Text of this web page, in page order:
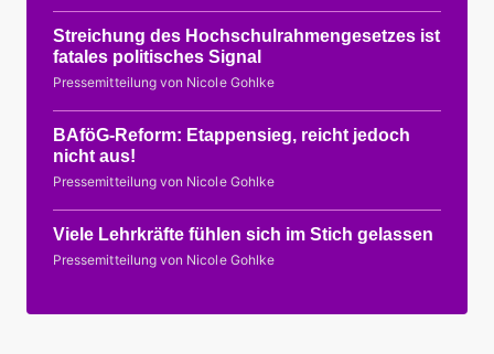
Streichung des Hochschulrahmengesetzes ist
fatales politisches Signal
Pressemitteilung von Nicole Gohlke
BAföG-Reform: Etappensieg, reicht jedoch
nicht aus!
Pressemitteilung von Nicole Gohlke
Viele Lehrkräfte fühlen sich im Stich gelassen
Pressemitteilung von Nicole Gohlke